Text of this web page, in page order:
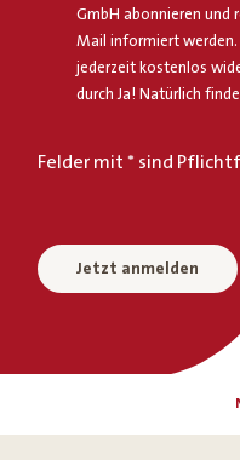
GmbH abonnieren und
Mail informiert
jederzeit kostenlos
durch Ja! Natürlich
Felder mit * sind
Jetzt anmelden